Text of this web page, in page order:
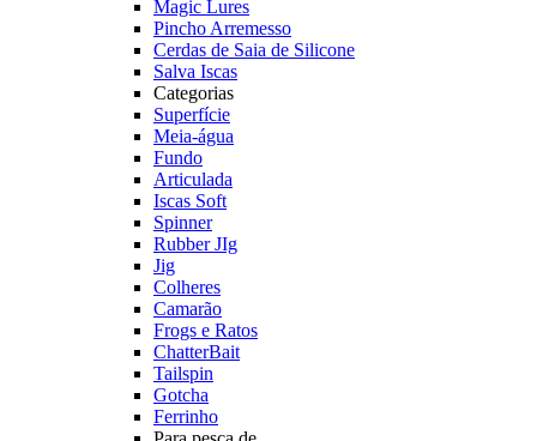
Magic Lures
Pincho Arremesso
Cerdas de Saia de Silicone
Salva Iscas
Categorias
Superfície
Meia-água
Fundo
Articulada
Iscas Soft
Spinner
Rubber JIg
Jig
Colheres
Camarão
Frogs e Ratos
ChatterBait
Tailspin
Gotcha
Ferrinho